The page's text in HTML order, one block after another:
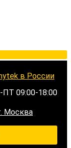
09:00-18:00
Москва